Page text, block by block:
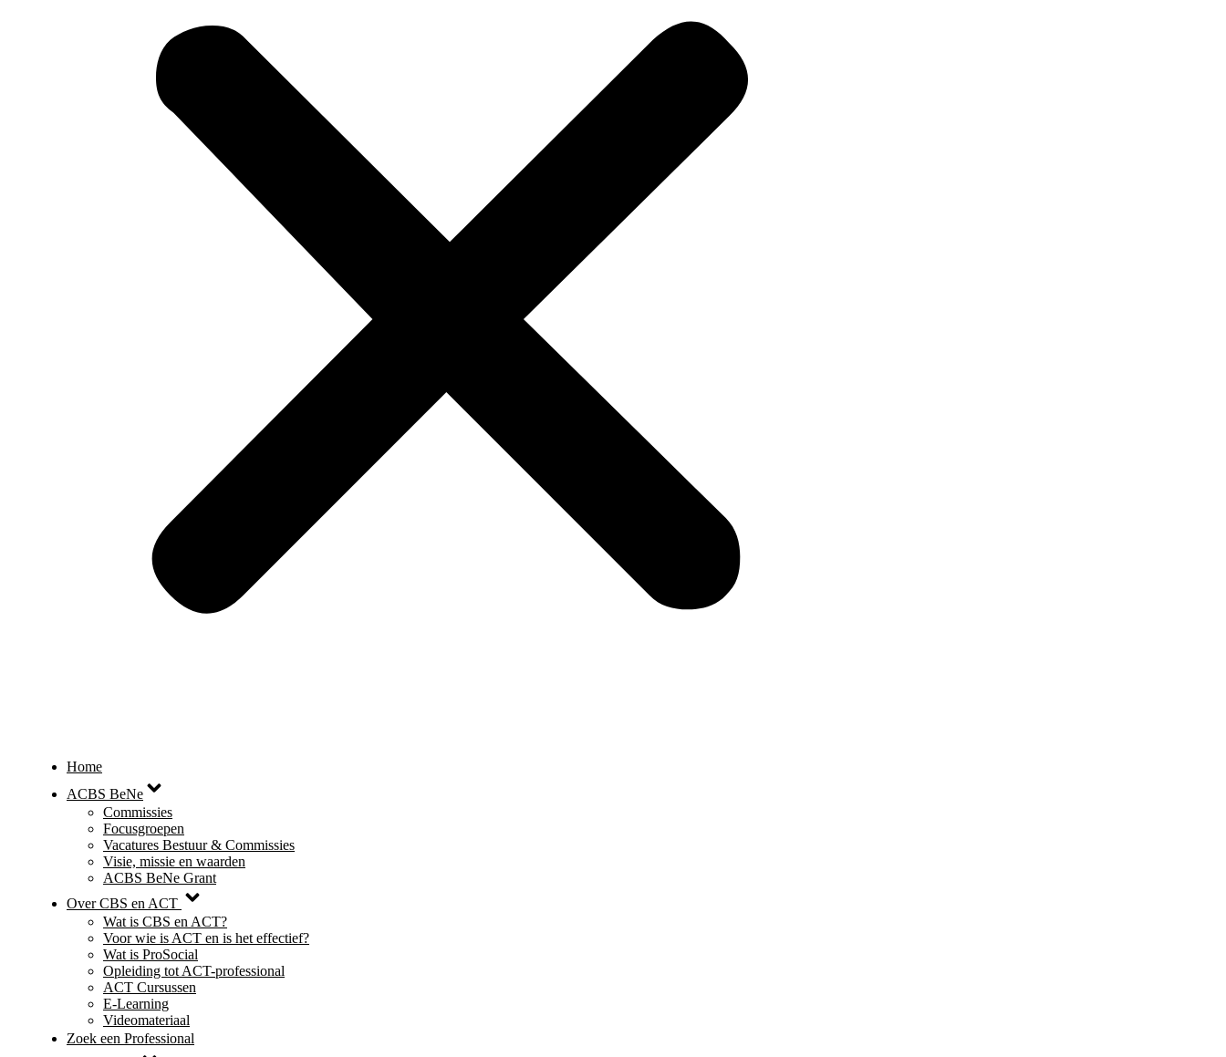
Home
ACBS BeNe
Commissies
Focusgroepen
Vacatures Bestuur & Commissies
Visie, missie en waarden
ACBS BeNe Grant
Over CBS en ACT
Wat is CBS en ACT?
Voor wie is ACT en is het effectief?
Wat is ProSocial
Opleiding tot ACT-professional
ACT Cursussen
E-Learning
Videomateriaal
Zoek een Professional